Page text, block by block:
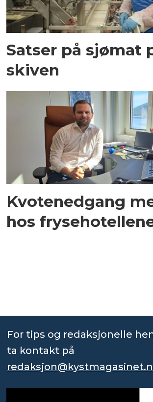
Satser på sjømat
skiven
Kvotenedgang
hos
For tips og redaksjonelle
ta kontakt på